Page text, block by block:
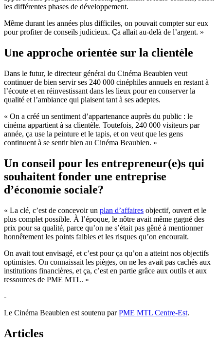
les différentes phases de développement.
Même durant les années plus difficiles, on pouvait compter sur eux
pour profiter de conseils judicieux. Ça allait au-delà de l’argent. »
Une approche orientée sur la clientèle
Dans le futur, le directeur général du Cinéma Beaubien veut
continuer de bien servir ses 240 000 cinéphiles annuels en restant à
l’écoute et en réinvestissant dans les lieux pour en conserver la
qualité et l’ambiance qui plaisent tant à ses adeptes.
« On a créé un sentiment d’appartenance auprès du public : le
cinéma appartient à sa clientèle. Toutefois, 240 000 visiteurs par
année, ça use la peinture et le tapis, et on veut que les gens
continuent à se sentir bien au Cinéma Beaubien. »
Un conseil pour les entrepreneur(e)s qui
souhaitent fonder une entreprise
d’économie sociale?
« La clé, c’est de concevoir un plan d’affaires objectif, ouvert et le
plus complet possible. À l’époque, le nôtre avait même gagné des
prix pour sa qualité, parce qu’on ne s’était pas gêné à mentionner
honnêtement les points faibles et les risques qu’on encourait.
On avait tout envisagé, et c’est pour ça qu’on a atteint nos objectifs
optimistes. On connaissait les pièges, on ne les avait pas cachés aux
institutions financières, et ça, c’est en partie grâce aux outils et aux
ressources de PME MTL. »
-
Le Cinéma Beaubien est soutenu parPME MTL Centre-Est.
Articles